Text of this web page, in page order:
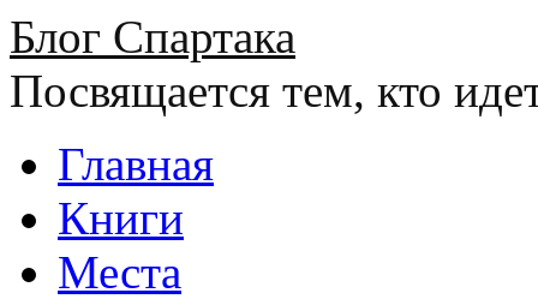
Блог Спартака
Посвящается тем, кто
Главная
Книги
Места